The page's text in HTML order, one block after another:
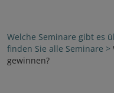
Welche Seminare gibt es
finden Sie alle Seminare >
gewinnen?